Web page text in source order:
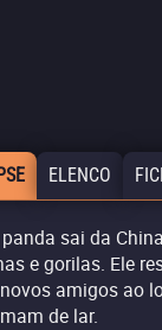
ELENCO
sai da
e gorilas. Ele
amigos ao
de lar.